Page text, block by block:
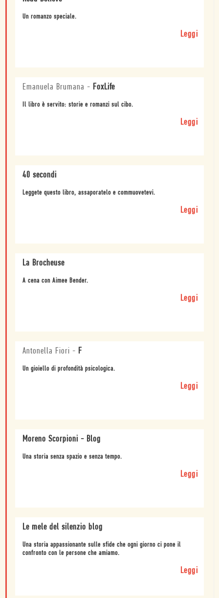
Un romanzo speciale.
Leggi
Emanuela Brumana - FoxLife
Il libro è servito: storie e romanzi sul cibo.
Leggi
40 secondi
Leggete questo libro, assaporatelo e commuovetevi.
Leggi
La Brocheuse
A cena con Aimee Bender.
Leggi
Antonella Fiori - F
Un gioiello di profondità psicologica.
Leggi
Moreno Scorpioni - Blog
Una storia senza spazio e senza tempo.
Leggi
Le mele del silenzio blog
Una storia appassionante sulle sfide che ogni giorno ci pone il
confronto con le persone che amiamo.
Leggi